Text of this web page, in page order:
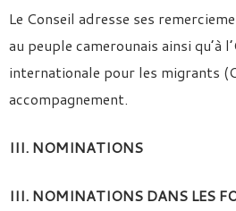
Le Conseil adresse ses
au peuple camerounais ainsi qu’à
internationale pour les migrants
accompagnement.
III. NOMINATIONS
III. NOMINATIONS DANS LES